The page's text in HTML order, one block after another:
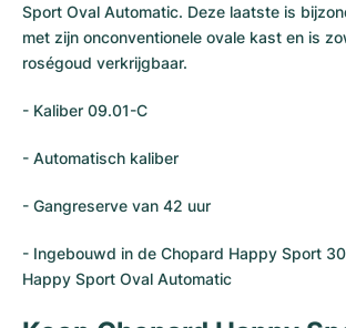
Sport Oval Automatic. Deze laatste is
met zijn onconventionele ovale kast en is
roségoud verkrijgbaar.
- Kaliber 09.01-C
- Automatisch kaliber
- Gangreserve van 42 uur
- Ingebouwd in de Chopard Happy Sport
Happy Sport Oval Automatic